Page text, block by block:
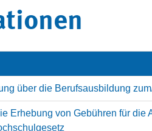
über die Berufsausbildung
Erhebung von Gebühren für die